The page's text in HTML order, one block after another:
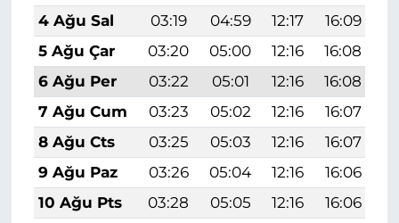
4 Ağu Sal
03:19 04:59 12:17 16:09
5 Ağu Çar
03:20 05:00 12:16 16:08
6 Ağu Per
03:22 05:01 12:16 16:08
7 Ağu Cum
03:23 05:02 12:16 16:07
8 Ağu Cts
03:25 05:03 12:16 16:07
9 Ağu Paz
03:26 05:04 12:16 16:06
10 Ağu Pts
03:28 05:05 12:16 16:06